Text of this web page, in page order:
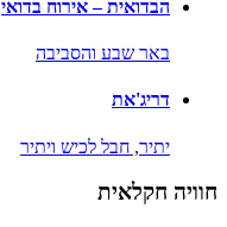
הבדואית – אירוח בדואי
באר שבע והסביבה
דריג'את
יתיר, חבל לכיש ויתיר
חוויה חקלאית